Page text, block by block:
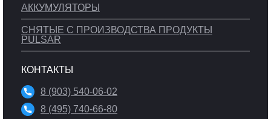
АККУМУЛЯТОРЫ
СНЯТЫЕ С ПРОИЗВОДСТВА ПРОДУКТЫ
PULSAR
КОНТАКТЫ
8 (903) 540-06-02
8 (495) 740-66-80